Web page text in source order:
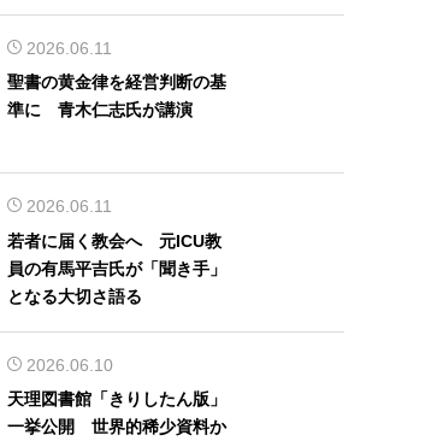
2026.06.11
聖書の黄金律を経営判断の基
準に 青木仁志氏が講演
2026.06.11
若者に届く教会へ 元ICU教
員の有馬平吉氏が「聞き手」
となる大切さ語る
2026.06.10
天理図書館「きりしたん版」
一挙公開 世界的稀少資料か